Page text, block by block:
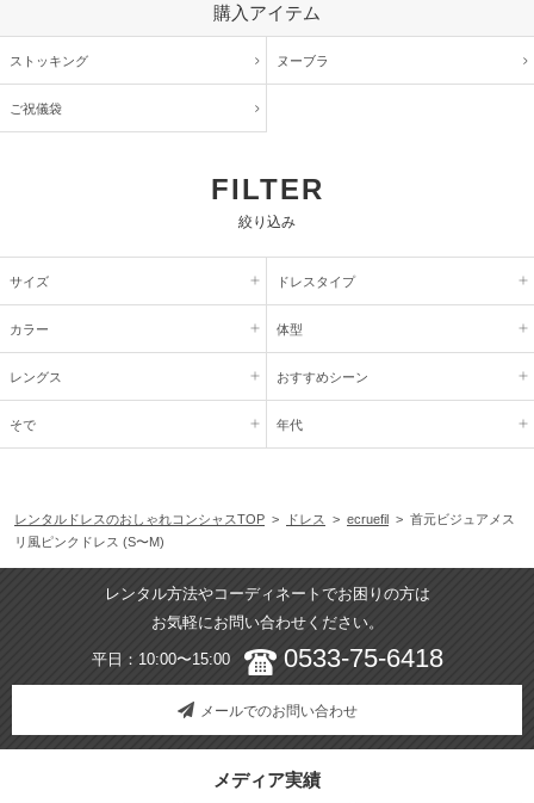
購入アイテム
ストッキング ヌーブラ
ご祝儀袋
FILTER
絞り込み
サイズ ドレスタイプ
カラー 体型
レングス おすすめシーン
そで 年代
レンタルドレスのおしゃれコンシャスTOP > ドレス > ecruefil > 首元ビジュアメス
リ風ピンクドレス (S〜M)
レンタル方法やコーディネートでお困りの方は
お気軽にお問い合わせください。
平日：10:00〜15:00 0533-75-6418
メールでのお問い合わせ
メディア実績